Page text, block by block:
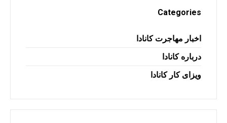
Categories
اخبار مهاجرت کانادا
درباره کانادا
ویزای کار کانادا